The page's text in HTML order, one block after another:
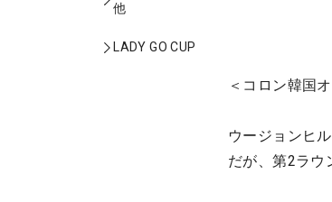
他
LADY GO CUP
＜コロン韓国
ウージョンヒ
だが、第2ラウ